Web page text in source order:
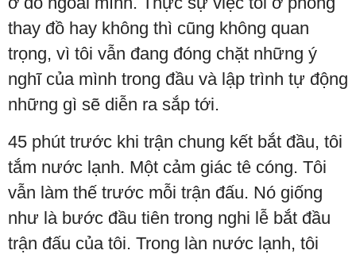
thay đồ hay không thì cũng không quan
trọng, vì tôi vẫn đang đóng chặt những ý
nghĩ của mình trong đầu và lập trình tự động
những gì sẽ diễn ra sắp tới.
45 phút trước khi trận chung kết bắt đầu, tôi
tắm nước lạnh. Một cảm giác tê cóng. Tôi
vẫn làm thế trước mỗi trận đấu. Nó giống
như là bước đầu tiên trong nghi lễ bắt đầu
trận đấu của tôi. Trong làn nước lạnh, tôi